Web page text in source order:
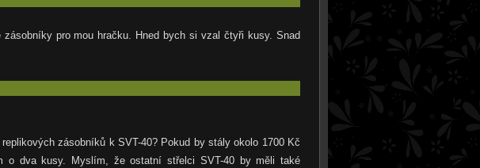
pro mou hračku. Hned bych si vzal čtyři kusy. Snad
zásobníků k SVT-40? Pokud by stály okolo 1700 Kč
o dva kusy. Myslím, že ostatní střelci SVT-40 by měli také